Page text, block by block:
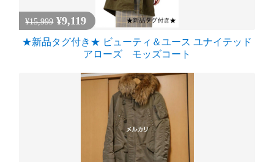
¥15,999 ¥9,119
★新品タグ付き★ ビューティ＆ユース ユナイテッド
アローズ モッズコート